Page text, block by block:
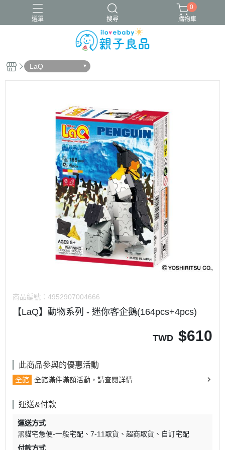
選單 搜尋
16吋腳踏車 ergobaby配件
0
購物車
LaQ
商品編號： 4952907004666
【LaQ】動物系列 - 迷你客企鵝(164pcs+4pcs)
TWD $610
此商品參與的優惠活動
全館 全館滿件滿額活動，請查閱詳情
運送&付款
運送方式
黑貓宅急便-一般宅配
7-11取貨 超商取貨
自訂宅配
付款方式